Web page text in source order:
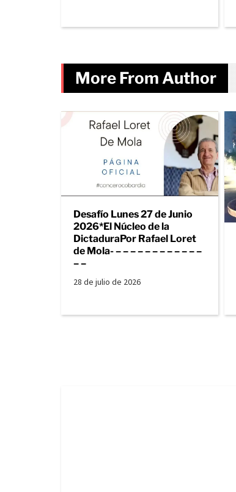
More From Author
Desafío Lunes 27 de Junio
2026*El Núcleo de la
DictaduraPor Rafael Loret
de Mola- – – – – – – – – – – – –
– –
28 de julio de 2026